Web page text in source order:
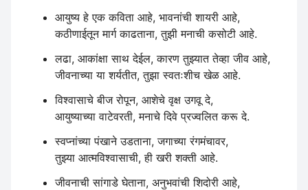
आयुष्य हे एक कविता आहे, भावनांची शायरी आहे,
कठीणाईतून मार्ग काढताना, तुझी मनाची कसोटी आहे.
लढा, आकांक्षा साथ देईल, कारण तुझ्यात तेव्हा जीव आहे,
जीवनाच्या या शर्यतीत, तुझा स्वतःशीच खेळ आहे.
विश्वासाचे बीज रोपून, आशेचे वृक्ष उगवू दे,
आयुष्याच्या वाटेवरती, मनाचे दिवे प्रज्वलित करू दे.
स्वप्नांच्या पंखाने उडताना, जगाच्या रंगमंचावर,
तुझ्या आत्मविश्वासाची, ही खरी शक्ती आहे.
जीवनाची सांगाडे घेताना, अनुभवांची शिदोरी आहे,